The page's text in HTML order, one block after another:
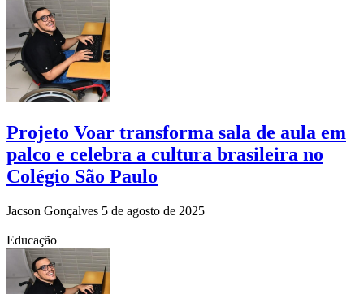
Projeto Voar transforma sala de aula em
palco e celebra a cultura brasileira no
Colégio São Paulo
Jacson Gonçalves 5 de agosto de 2025
Educação